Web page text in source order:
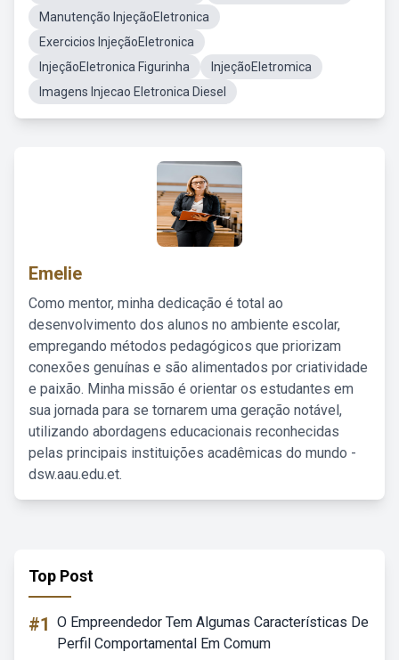
Manutenção InjeçãoEletronica
Exercicios InjeçãoEletronica
InjeçãoEletronica Figurinha
InjeçãoEletromica
Imagens Injecao Eletronica Diesel
Emelie
Como mentor, minha dedicação é total ao
desenvolvimento dos alunos no ambiente escolar,
empregando métodos pedagógicos que priorizam
conexões genuínas e são alimentados por criatividade
e paixão. Minha missão é orientar os estudantes em
sua jornada para se tornarem uma geração notável,
utilizando abordagens educacionais reconhecidas
pelas principais instituições acadêmicas do mundo -
dsw.aau.edu.et.
Top Post
#1 O Empreendedor Tem Algumas Características De
Perfil Comportamental Em Comum